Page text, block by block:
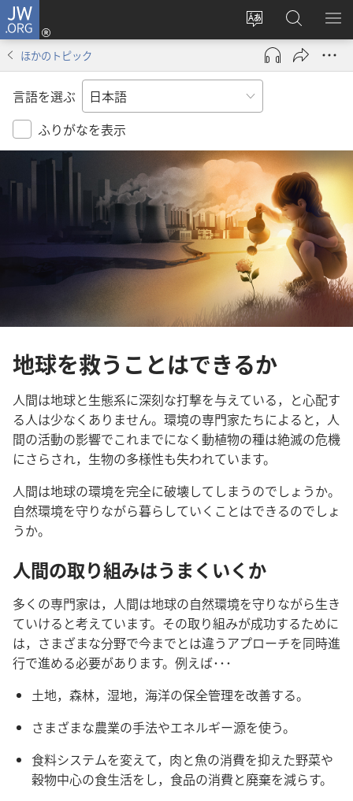
JW.ORG
サ
イ
ト
の
言
を
変
え
る
ロ
グ
ン
し
タ
ブ
で
開
く）
JW.ORG
の
検
メ
を
ほかのトピック
言語を選ぶ
ふりがなを表示
地球を救うことはできるか
人間は地球と生態系に深刻な打撃を与えている，と心配す
る人は少なくありません。 環境の専門家たちによると， 人
間の活動の影響でこれまでになく 動植物の種は絶滅の危機
にさらされ， 生物の多様性も失われています。
人間は地球の環境を完全に破壊してしまうのでしょうか。
自然環境を守りながら暮らしていくことはできるのでしょ
うか。
人間の取り組みはうまくいくか
多くの専門家は， 人間は地球の自然環境を守りながら生き
ていけると考えています。その取り組みが成功するために
は，さまざまな分野で今までとは違うアプローチを同時進
行で進める必要があります。 例えば･･･
土地， 森林， 湿地， 海洋の保全管理を改善する。
さまざまな農業の手法やエネルギー源を使う。
食料システムを変えて， 肉と魚の消費を抑えた野菜や
穀物中心の食生活をし， 食品の消費と廃棄を減らす。